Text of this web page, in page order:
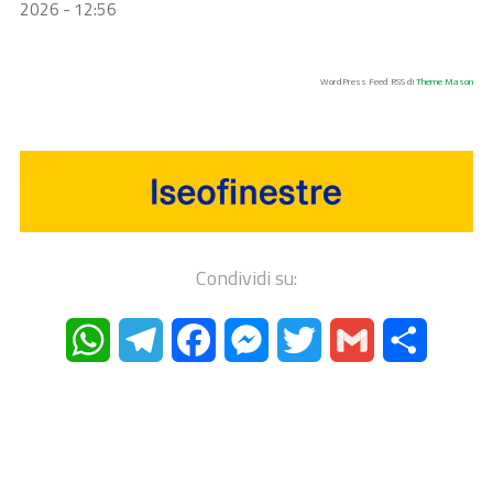
2026 - 12:56
WordPress Feed RSS diTheme Mason
Condividi su:
WhatsAppTelegramFacebookMessenger
Twitter Gmail